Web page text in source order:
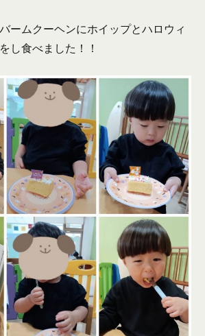
ームクーヘンにホイップとハロウィ
し食べました！！